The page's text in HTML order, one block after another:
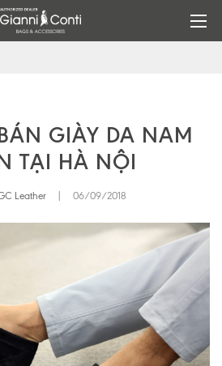
GIÀY DA NAM
TẠI HÀ NỘI
Leather 06/09/2018